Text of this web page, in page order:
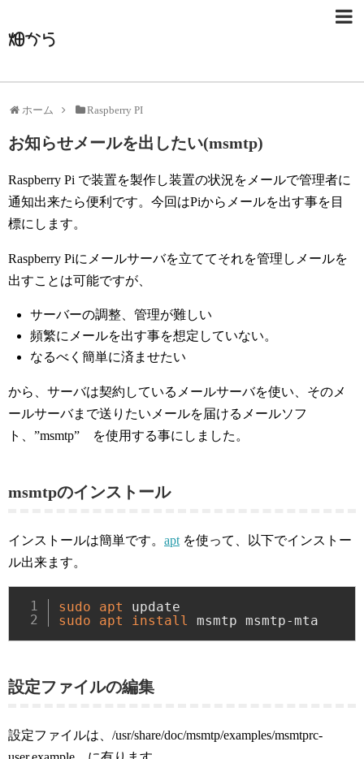
畑から
ホーム Raspberry PI
お知らせメールを出したい(msmtp)
Raspberry Pi で装置を製作し装置の状況をメールで管理者に
通知出来たら便利です。今回はPiからメールを出す事を目
標にします。
Raspberry Piにメールサーバを立ててそれを管理しメールを
出すことは可能ですが、
サーバーの調整、管理が難しい
頻繁にメールを出す事を想定していない。
なるべく簡単に済ませたい
から、サーバは契約しているメールサーバを使い、そのメ
ールサーバまで送りたいメールを届けるメールソフ
ト、”msmtp” を使用する事にしました。
msmtpのインストール
インストールは簡単です。 apt を使って、以下でインストー
ル出来ます。
sudo apt
sudo
apt install msmtp msmtp-mta
設定ファイルの編集
設定ファイルは、/usr/share/doc/msmtp/examples/msmtprc-